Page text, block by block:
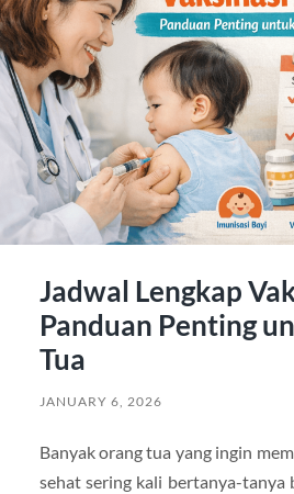
Jadwal Lengkap
Panduan Penting
Tua
JANUARY 6, 2026
Banyak orang tua yang ingin
sehat sering kali bertanya-tanya